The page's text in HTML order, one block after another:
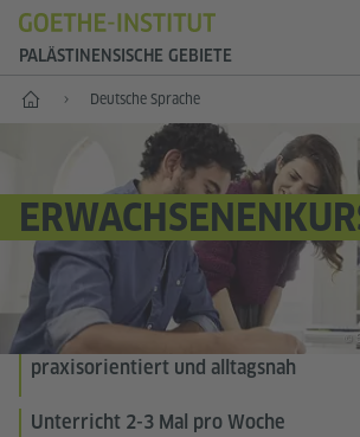
PALÄSTINENSISCHE GEBIETE
Start Deutsche Sprache
praxisorientiert und alltagsnah
Unterricht 2-3 Mal pro Woche
©